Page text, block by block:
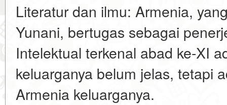
Literatur dan ilmu: Armenia,
Yunani, bertugas sebagai
Intelektual terkenal abad ke-XI
keluarganya belum jelas, tetapi
Armenia keluarganya.